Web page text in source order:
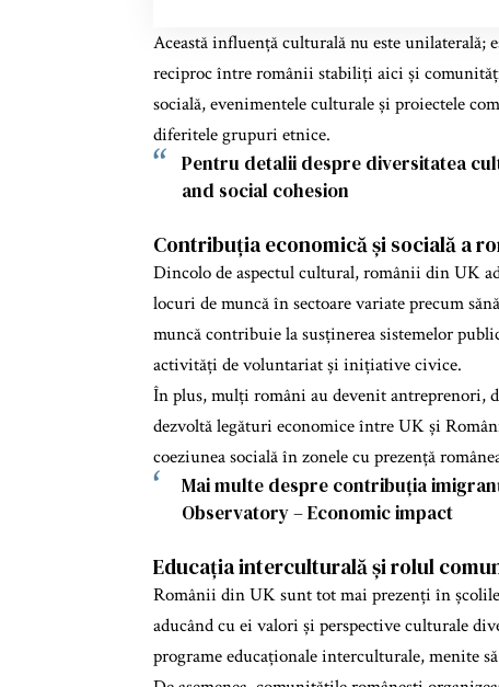
Această influență culturală nu este
reciproc între românii stabiliți aici și
socială, evenimentele culturale și proiectele
diferitele grupuri etnice.
Pentru detalii despre diversitatea
and social cohesion
Contribuția economică și socială a
Dincolo de aspectul cultural, românii din UK
locuri de muncă în sectoare variate precum
muncă contribuie la susținerea sistemelor
activități de voluntariat și inițiative civice.
În plus, mulți români au devenit antreprenori,
dezvoltă legături economice între UK și
coeziunea socială în zonele cu prezență
Mai multe despre contribuția
Observatory – Economic impact
Educația interculturală și rolul
Românii din UK sunt tot mai prezenți în
aducând cu ei valori și perspective culturale
programe educaționale interculturale, menite